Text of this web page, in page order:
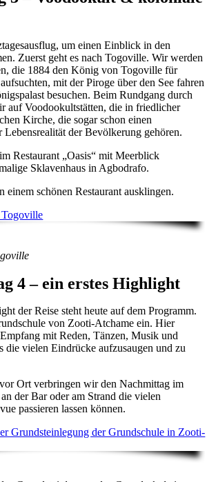
um einen Einblick in den
Zuerst geht es nach Togoville. Wir werden
die 1884 den König von Togoville für
mit der Piroge über den See fahren
besuchen. Beim Rundgang durch
auf Voodookultstätten, die in friedlicher
Kirche, die sogar schon einen
Lebensrealität der Bevölkerung gehören.
Restaurant „Oasis“ mit Meerblick
Sklavenhaus in Agbodrafo.
einem schönen Restaurant ausklingen.
4 – ein erstes Highlight
der Reise steht heute auf dem Programm.
von Zooti-Atchame ein. Hier
mit Reden, Tänzen, Musik und
die vielen Eindrücke aufzusaugen und zu
Ort verbringen wir den Nachmittag im
der Bar oder am Strand die vielen
passieren lassen können.